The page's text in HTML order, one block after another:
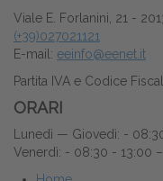
Viale E. Forlanini, 21 -
(+39)027021121
E-mail: eeinfo@eenet.it
Partita IVA e Codice
ORARI
Lunedì — Giovedì: -
Venerdì: - 08:30 - 13:00